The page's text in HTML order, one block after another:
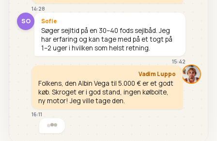
14:28
SO Sofie
Søger sejltid på en 30–40 fods sejlbåd. Jeg
har erfaring og kan tage med på et togt på
1–2 uger i hvilken som helst retning.
15:42
Vadim Luppo
Folkens, den Albin Vega til 5.000 € er et godt
køb. Skroget er i god stand, ingen kølbolte,
ny motor! Jeg ville tage den.
16:11